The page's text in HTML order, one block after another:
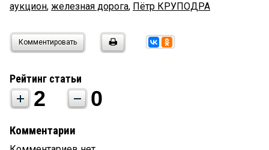
аукцион, железная дорога, Пётр КРУПОДРА
Комментировать
Рейтинг статьи
2 0
Комментарии